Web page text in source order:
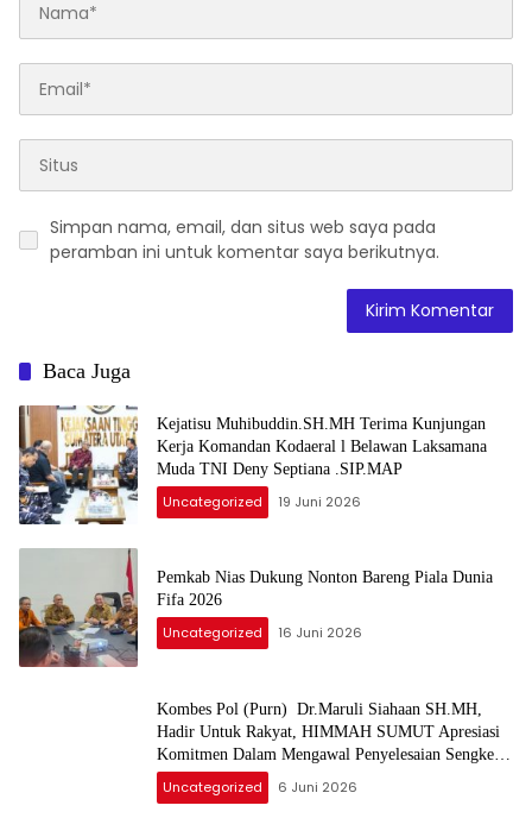
Simpan nama, email, dan situs web saya pada
peramban ini untuk komentar saya berikutnya.
Baca Juga
Kejatisu Muhibuddin.SH.MH Terima Kunjungan
Kerja Komandan Kodaeral l Belawan Laksamana
Muda TNI Deny Septiana .SIP.MAP
Uncategorized 19 Juni 2026
Pemkab Nias Dukung Nonton Bareng Piala Dunia
Fifa 2026
Uncategorized 16 Juni 2026
Kombes Pol (Purn) Dr.Maruli Siahaan SH.MH,
Hadir Untuk Rakyat, HIMMAH SUMUT Apresiasi
Komitmen Dalam Mengawal Penyelesaian Sengketa
Tanah Padang Halaban Labuhan Batu
Uncategorized 6 Juni 2026